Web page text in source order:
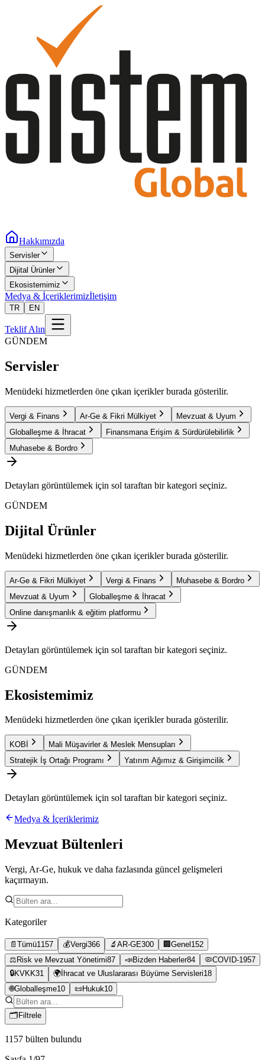
Hakkımızda
Servisler
Dijital Ürünler
Ekosistemimiz
Medya & İçeriklerimizİletişim
TR EN
Teklif Alın
GÜNDEM
Servisler
Menüdeki hizmetlerden öne çıkan içerikler burada gösterilir.
Vergi & Finans Ar-Ge & Fikri Mülkiyet
Mevzuat & Uyum
Globalleşme & İhracat
Finansmana Erişim & Sürdürülebilirlik
Muhasebe & Bordro
Detayları görüntülemek için sol taraftan bir kategori seçiniz.
GÜNDEM
Dijital Ürünler
Menüdeki hizmetlerden öne çıkan içerikler burada gösterilir.
Ar-Ge & Fikri Mülkiyet Vergi & Finans
Muhasebe & Bordro
Mevzuat & Uyum
Globalleşme & İhracat
Online danışmanlık & eğitim platformu
Detayları görüntülemek için sol taraftan bir kategori seçiniz.
GÜNDEM
Ekosistemimiz
Menüdeki hizmetlerden öne çıkan içerikler burada gösterilir.
KOBİ
Mali Müşavirler & Meslek Mensupları
Stratejik İş Ortağı Programı
Yatırım Ağımız & Girişimcilik
Detayları görüntülemek için sol taraftan bir kategori seçiniz.
Medya & İçeriklerimiz
Mevzuat Bültenleri
Vergi, Ar-Ge, hukuk ve daha fazlasında güncel gelişmeleri
kaçırmayın.
Kategoriler
📄 Tümü1157 💰Vergi366 🔬 AR-GE300 🏢 Genel 152
⚖️ Risk ve Mevzuat Yönetimi87 📣Bizden Haberler84 🦠COVID-1957
🔒KVKK31 🌍 İhracat ve Uluslararası Büyüme Servisleri18
🌐Globalleşme10 📜Hukuk10
🗂 Filtrele
1157 bülten bulundu